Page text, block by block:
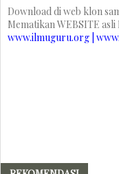
Download di web klon
Mematikan WEBSITE
www.ilmuguru.org |